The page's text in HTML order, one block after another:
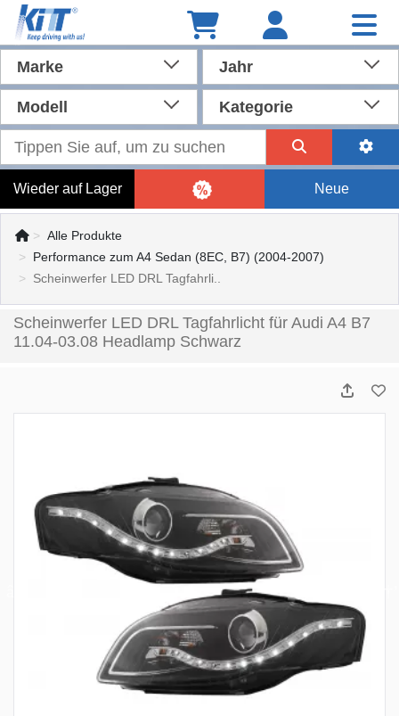
Marke Jahr
Modell Kategorie
Wieder auf Lager Neue
Alle Produkte
Performance zum A4 Sedan (8EC, B7) (2004-2007)
Scheinwerfer LED DRL Tagfahrli..
Scheinwerfer LED DRL Tagfahrlicht für Audi A4 B7
11.04-03.08 Headlamp Schwarz